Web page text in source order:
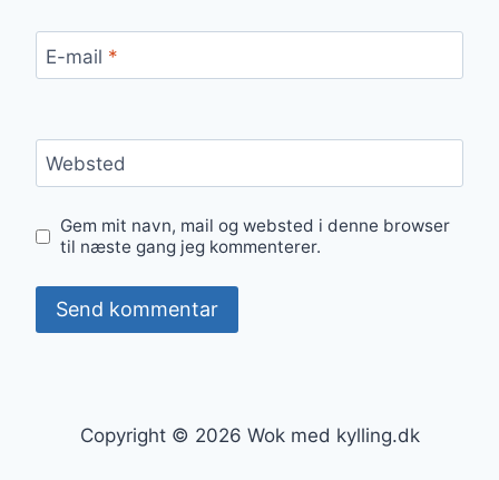
E-mail *
Websted
Gem mit navn, mail og websted i denne browser
til næste gang jeg kommenterer.
Copyright © 2026 Wok med kylling.dk